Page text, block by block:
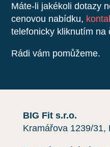
Máte-li jakékoli dotazy
cenovou nabídku,
telefonicky kliknutím na
Rádi vám pomůžeme.
BIG Fit s.r.o.
Kramářova 1239/31,